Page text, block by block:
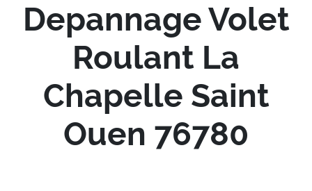
Depannage Volet
Roulant La
Chapelle Saint
Ouen 76780